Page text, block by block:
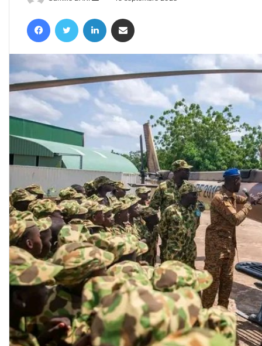
courriel
FacebookTwitter Linkedin